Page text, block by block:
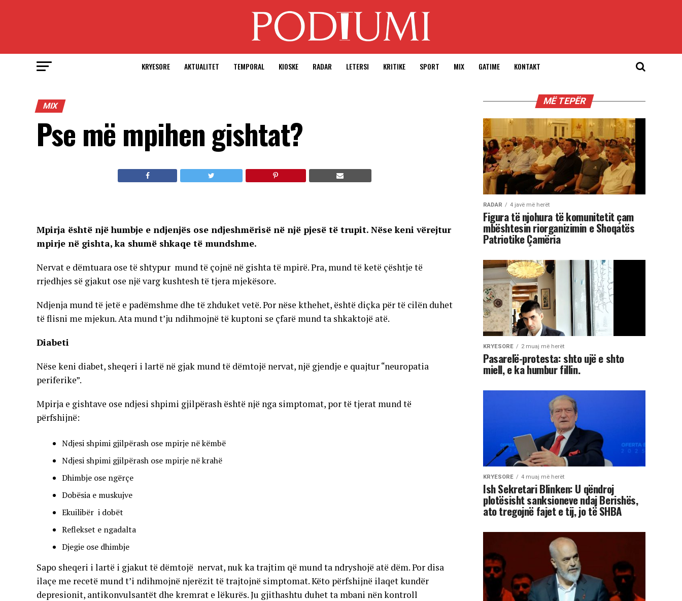
KRYESORE AKTUALITET TEMPORAL KIOSKE RADAR LETERSI KRITIKE SPORT MIX GATIME KONTAKT
MIX
Pse më mpihen gishtat?
Mpirja është një humbje e ndjenjës ose ndjeshmërisë në një pjesë të trupit. Nëse keni vërejtur
mpirje në gishta, ka shumë shkaqe të mundshme.
Nervat e dëmtuara ose të shtypur mund të çojnë në gishta të mpirë. Pra, mund të ketë çështje të
rrjedhjes së gjakut ose një varg kushtesh të tjera mjekësore.
Ndjenja mund të jetë e padëmshme dhe të zhduket vetë. Por nëse kthehet, është diçka për të cilën duhet
të flisni me mjekun. Ata mund t’ju ndihmojnë të kuptoni se çfarë mund ta shkaktojë atë.
Diabeti
Nëse keni diabet, sheqeri i lartë në gjak mund të dëmtojë nervat, një gjendje e quajtur “neuropatia
periferike”.
Mpirja e gishtave ose ndjesi shpimi gjilpërash është një nga simptomat, por të tjerat mund të
përfshijnë:
Ndjesi shpimi gjilpërash ose mpirje në këmbë
Ndjesi shpimi gjilpërash ose mpirje në krahë
Dhimbje ose ngërçe
Dobësia e muskujve
Ekuilibër i dobët
Reflekset e ngadalta
Djegie ose dhimbje
Sapo sheqeri i lartë i gjakut të dëmtojë nervat, nuk ka trajtim që mund ta ndryshojë atë dëm. Por disa
ilaçe me recetë mund t’i ndihmojnë njerëzit të trajtojnë simptomat. Këto përfshijnë ilaqet kundër
depresionit, antikonvulsantët dhe kremrat e lëkurës. Ju gjithashtu duhet ta mbani nën kontroll
MË TEPËR
RADAR 4 javë më herët
Figura të njohura të komunitetit çam
mbështesin riorganizimin e Shoqatës
Patriotike Çamëria
KRYESORE 2 muaj më herët
Pasarelë-protesta: shto ujë e shto
miell, e ka humbur fillin.
KRYESORE 4 muaj më herët
Ish Sekretari Blinken: U qëndroj
plotësisht sanksioneve ndaj Berishës,
ato tregojnë fajet e tij, jo të SHBA